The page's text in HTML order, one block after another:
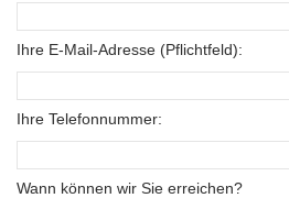
Ihre E-Mail-Adresse (Pflichtfeld):
Ihre Telefonnummer:
Wann können wir Sie erreichen?